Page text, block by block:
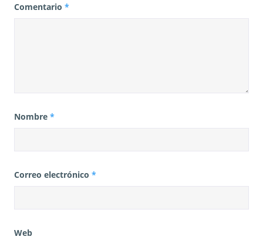
Comentario *
Nombre *
Correo electrónico *
Web